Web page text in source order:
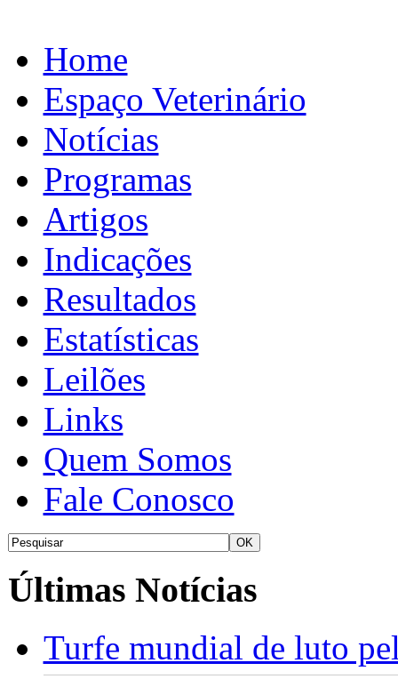
Home
Espaço Veterinário
Notícias
Programas
Artigos
Indicações
Resultados
Estatísticas
Leilões
Links
Quem Somos
Fale Conosco
Últimas Notícias
Turfe mundial de luto